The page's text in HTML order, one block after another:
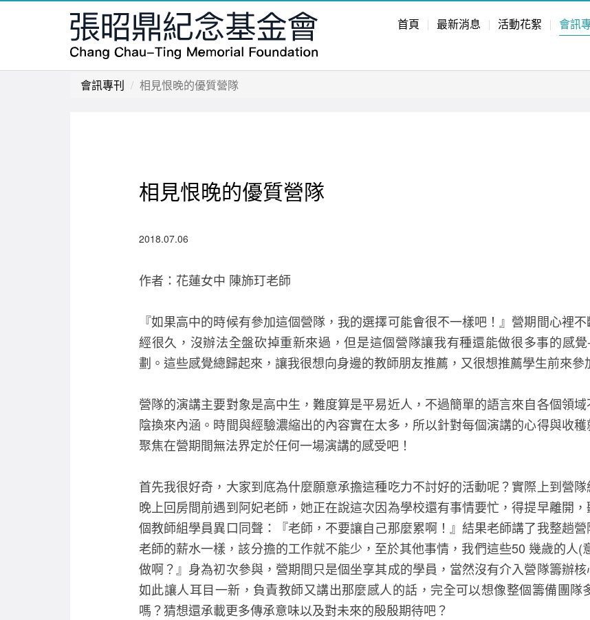
首頁 最新消息 活動花絮 會訊
會訊專刊 相見恨晚的優質營隊
相見恨晚的優質營隊
2018.07.06
作者：花蓮女中 陳斾玎老師
『如果高中的時候有參加這個營隊，我的選擇可能會很不一樣吧！』營期間心裡
經很久，沒辦法全盤砍掉重新來過，但是這個營隊讓我有種還能做很多事的感
劃。這些感覺總歸起來，讓我很想向身邊的教師朋友推薦，又很想推薦學生前來參
營隊的演講主要對象是高中生，難度算是平易近人，不過簡單的語言來自各個領
陰換來內涵。時間與經驗濃縮出的內容實在太多，所以針對每個演講的心得與收
聚焦在營期間無法界定於任何一場演講的感受吧！
首先我很好奇，大家到底為什麼願意承擔這種吃力不討好的活動呢？實際上到營
晚上回房間前遇到阿妃老師，她正在說這次因為學校還有事情要忙，得提早離開
個教師組學員異口同聲：『老師，不要讓自己那麼累啊！』結果老師講了我整趟
老師的薪水一樣，該分擔的工作就不能少，至於其他事情，我們這些50 幾歲的人
做啊？』身為初次參與，營期間只是個坐享其成的學員，當然沒有介入營隊籌辦
如此讓人耳目一新，負責教師又講出那麼感人的話，完全可以想像整個籌備團
嗎？猜想還承載更多傳承意味以及對未來的殷殷期待吧？